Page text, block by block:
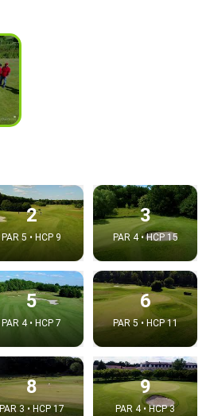
2
PAR 5 • HCP 9
3
PAR 4 • HCP 15
5
PAR 4 • HCP 7
6
PAR 5 • HCP 11
8
PAR 3 • HCP 17
9
PAR 4 • HCP 3